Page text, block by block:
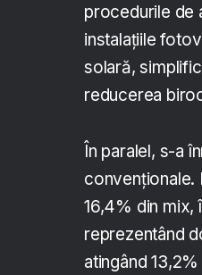
procedurile de
instalațiile
solară,
reducerea
În paralel, s-a
convenționale.
16,4% din mix,
reprezentând
atingând